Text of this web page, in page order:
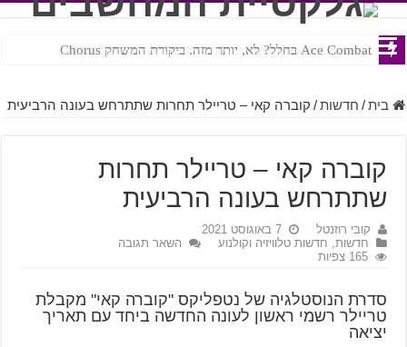
Ace Combat בחלל? לא, יותר מזה. ביקורת המשחק Chorus
Steven Universe והשירים שתורגמו בצורה נוראית לעברית
בית / חדשות / קוברה קאי – טריילר תחרות שתתרחש בעונה הרביעית
קוברה קאי – טריילר תחרות
שתתרחש בעונה הרביעית
קובי רוזנטל
7 באוגוסט 2021
חדשות, חדשות טלוויזיה וקולנוע
השאר תגובה
165 צפיות
סדרת הנוסטלגיה של נטפליקס "קוברה קאי" מקבלת
טריילר רשמי ראשון לעונה החדשה ביחד עם תאריך
יציאה